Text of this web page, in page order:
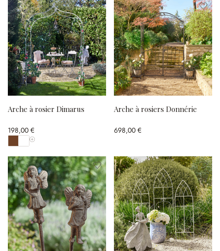
Arche à rosier Dimarus
198,00 €
Afficher toutes les couleurs
Arche à rosiers Donnérie
698,00 €